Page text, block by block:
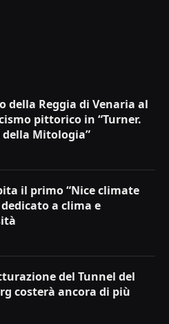
della Reggia di Venaria al
pittorico in “Turner.
della Mitologia”
il primo “Nice climate
a clima e
del Tunnel del
costerà ancora di più